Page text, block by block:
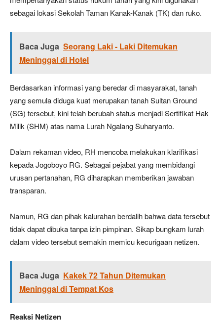
sebagai lokasi Sekolah Taman Kanak-Kanak (TK) dan ruko.
Baca Juga Seorang Laki - Laki Ditemukan
Meninggal di Hotel
Berdasarkan informasi yang beredar di masyarakat, tanah
yang semula diduga kuat merupakan tanah Sultan Ground
(SG) tersebut, kini telah berubah status menjadi Sertifikat Hak
Milik (SHM) atas nama Lurah Ngalang Suharyanto.
Dalam rekaman video, RH mencoba melakukan klarifikasi
kepada Jogoboyo RG. Sebagai pejabat yang membidangi
urusan pertanahan, RG diharapkan memberikan jawaban
transparan.
Namun, RG dan pihak kalurahan berdalih bahwa data tersebut
tidak dapat dibuka tanpa izin pimpinan. Sikap bungkam lurah
dalam video tersebut semakin memicu kecurigaan netizen.
Baca Juga Kakek 72 Tahun Ditemukan
Meninggal di Tempat Kos
Reaksi Netizen